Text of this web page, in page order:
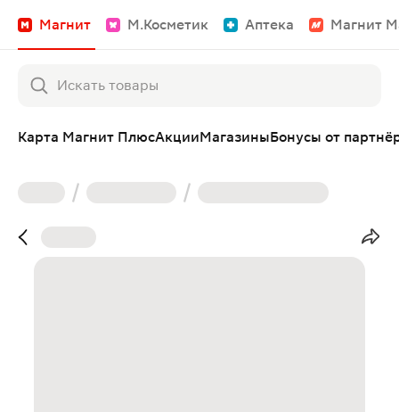
Магнит М.Косметик Аптека Магнит
Карта Магнит ПлюсАкцииМагазиныБонусы от